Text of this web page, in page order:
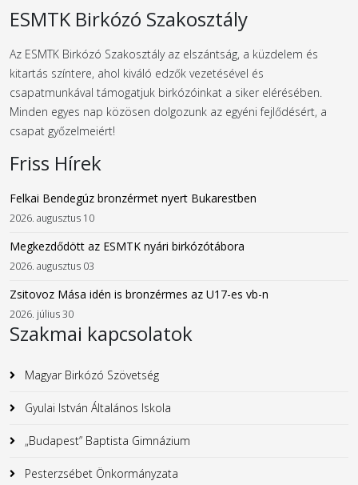
ESMTK Birkózó Szakosztály
Az ESMTK Birkózó Szakosztály az elszántság, a küzdelem és
kitartás színtere, ahol kiváló edzők vezetésével és
csapatmunkával támogatjuk birkózóinkat a siker elérésében.
Minden egyes nap közösen dolgozunk az egyéni fejlődésért, a
csapat győzelmeiért!
Friss Hírek
Felkai Bendegúz bronzérmet nyert Bukarestben
2026. augusztus 10
Megkezdődött az ESMTK nyári birkózótábora
2026. augusztus 03
Zsitovoz Mása idén is bronzérmes az U17-es vb-n
2026. július 30
Szakmai kapcsolatok
Magyar Birkózó Szövetség
Gyulai István Általános Iskola
„Budapest” Baptista Gimnázium
Pesterzsébet Önkormányzata